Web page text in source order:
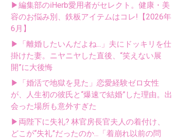
▶編集部のiHerb愛用者がセレクト。健康・美
容のお悩み別、鉄板アイテムはコレ!【2026年
6月】
▶「離婚したいんだよね...」夫にドッキリを仕
掛けた妻。ニヤニヤした直後、“笑えない展
開”に大後悔
▶「婚活で地獄を見た」恋愛経験ゼロ女性
が、人生初の彼氏と“爆速で結婚”した理由。出
会った場所も意外すぎた
▶両陛下に失礼? 林官房長官夫人の着付け、
どこが“失礼”だったのか...「着崩れ以前の問